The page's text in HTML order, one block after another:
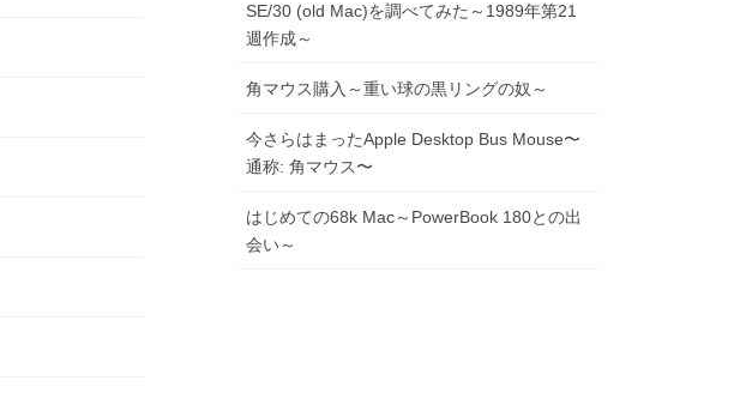
SE/30 (old Mac)を調べてみた～1989年第21
週作成～
角マウス購入～重い球の黒リングの奴～
今さらはまったApple Desktop Bus Mouse〜
通称: 角マウス〜
はじめての68k Mac～PowerBook 180との出
会い～